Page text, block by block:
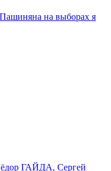
на выборах я
ГАЙДА, Сергей